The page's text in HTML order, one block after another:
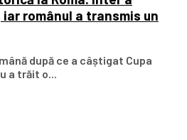
românul a transmis un
după ce a câștigat Cupa
a trăit o...